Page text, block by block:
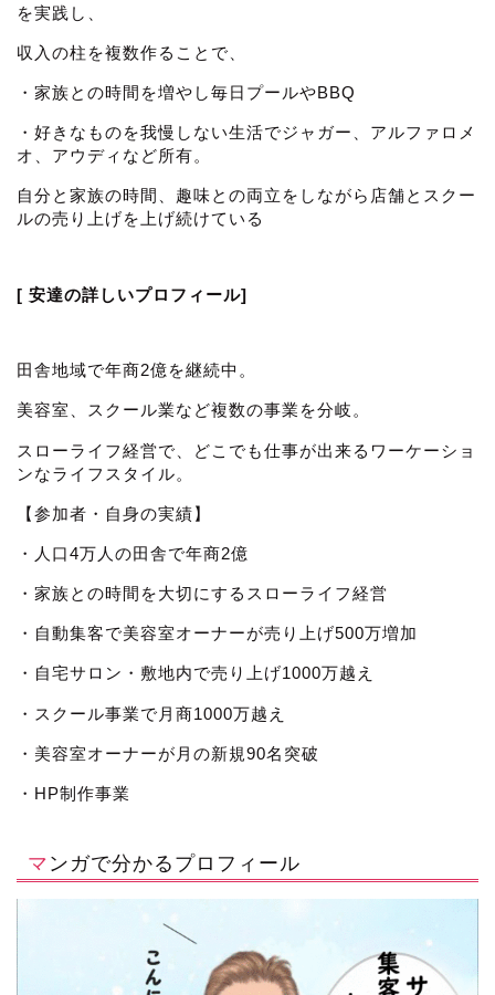
を実践し、
収入の柱を複数作ることで、
・家族との時間を増やし毎日プールやBBQ
・好きなものを我慢しない生活でジャガー、アルファロメ
オ、アウディなど所有。
自分と家族の時間、趣味との両立をしながら店舗とスクー
ルの売り上げを上げ続けている
[ 安達の詳しいプロフィール]
田舎地域で年商2億を継続中。
美容室、スクール業など複数の事業を分岐。
スローライフ経営で、どこでも仕事が出来るワーケーショ
ンなライフスタイル。
【参加者・自身の実績】
・人口4万人の田舎で年商2億
・家族との時間を大切にするスローライフ経営
・自動集客で美容室オーナーが売り上げ500万増加
・自宅サロン・敷地内で売り上げ1000万越え
・スクール事業で月商1000万越え
・美容室オーナーが月の新規90名突破
・HP制作事業
マンガで分かるプロフィール